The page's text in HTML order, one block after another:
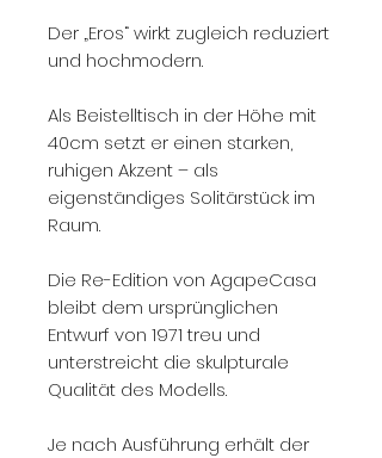
Der „Eros“ wirkt zugleich reduziert
und hochmodern.
Als Beistelltisch in der Höhe mit
40cm setzt er einen starken,
ruhigen Akzent – als
eigenständiges Solitärstück im
Raum.
Die Re-Edition von AgapeCasa
bleibt dem ursprünglichen
Entwurf von 1971 treu und
unterstreicht die skulpturale
Qualität des Modells.
Je nach Ausführung erhält der